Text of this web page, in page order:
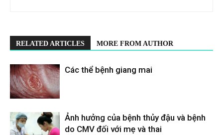
RELATED ARTICLES MORE FROM AUTHOR
Các thể bệnh giang mai
Ảnh hưởng của bệnh thủy đậu và bệnh
do CMV đối với mẹ và thai